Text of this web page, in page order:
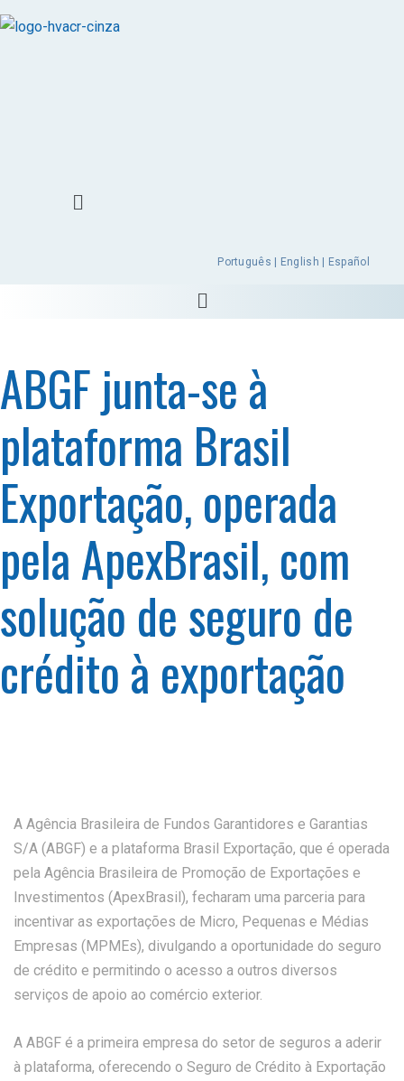
Português | English | Español
ABGF junta-se à
plataforma Brasil
Exportação, operada
pela ApexBrasil, com
solução de seguro de
crédito à exportação
A Agência Brasileira de Fundos Garantidores e Garantias
S/A (ABGF) e a plataforma Brasil Exportação, que é operada
pela Agência Brasileira de Promoção de Exportações e
Investimentos (ApexBrasil), fecharam uma parceria para
incentivar as exportações de Micro, Pequenas e Médias
Empresas (MPMEs), divulgando a oportunidade do seguro
de crédito e permitindo o acesso a outros diversos
serviços de apoio ao comércio exterior.
A ABGF é a primeira empresa do setor de seguros a aderir
à plataforma, oferecendo o Seguro de Crédito à Exportação